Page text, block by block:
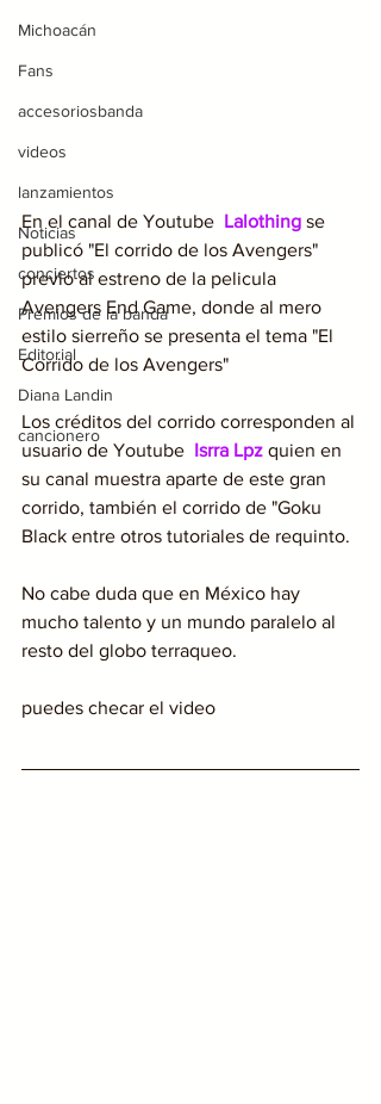
Michoacán
Fans
accesoriosbanda
videos
lanzamientos
Noticias
conciertos
Premios de la banda
Editorial
Diana Landin
cancionero
En el canal de Youtube Lalothing se
publicó "El corrido de los Avengers"
previo al estreno de la pelicula
Avengers End Game, donde al mero
estilo sierreño se presenta el tema "El
Corrido de los Avengers"
Los créditos del corrido corresponden al
usuario de Youtube Isrra Lpz quien en
su canal muestra aparte de este gran
corrido, también el corrido de "Goku
Black entre otros tutoriales de requinto.
No cabe duda que en México hay
mucho talento y un mundo paralelo al
resto del globo terraqueo.
puedes checar el video